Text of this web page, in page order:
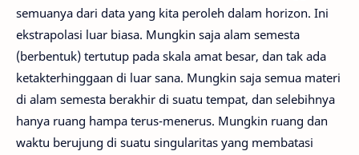
semuanya dari data yang kita peroleh dalam horizon. Ini
ekstrapolasi luar biasa. Mungkin saja alam semesta
(berbentuk) tertutup pada skala amat besar, dan tak ada
ketakterhinggaan di luar sana. Mungkin saja semua materi
di alam semesta berakhir di suatu tempat, dan selebihnya
hanya ruang hampa terus-menerus. Mungkin ruang dan
waktu berujung di suatu singularitas yang membatasi